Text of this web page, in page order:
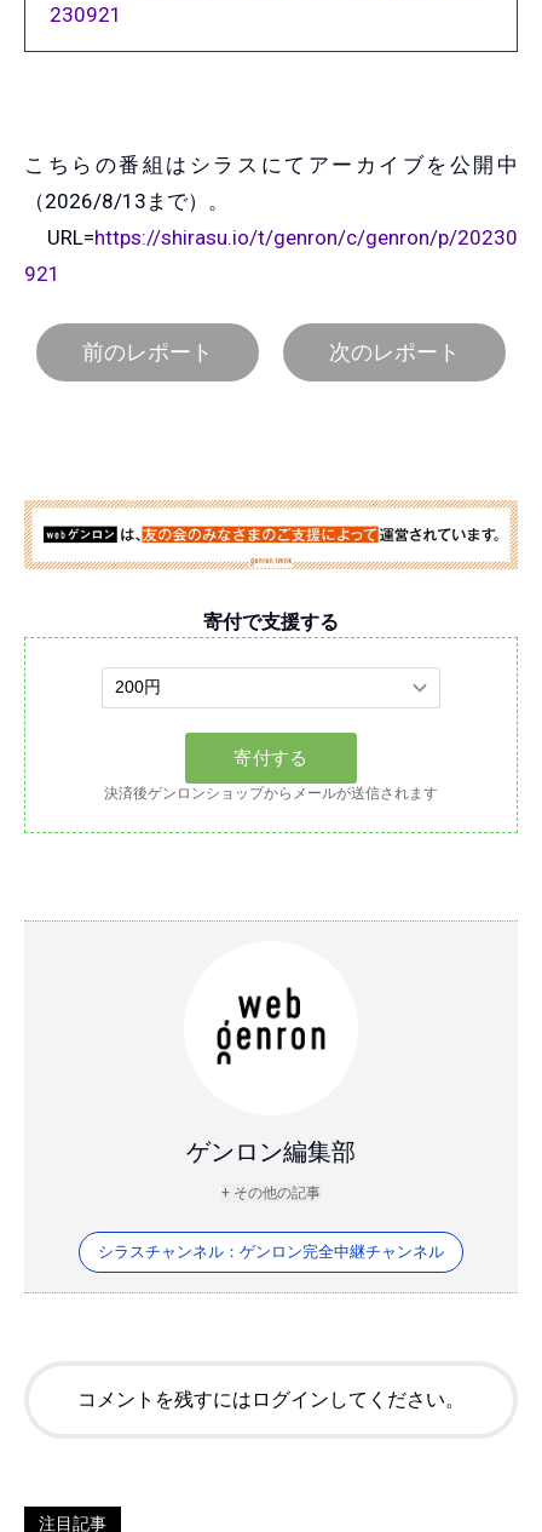
230921
こちらの番組はシラスにてアーカイブを公開中
（2026/8/13まで）。
URL=https://shirasu.io/t/genron/c/genron/p/20230
921
前のレポート 次のレポート
寄付で支援する
決済後ゲンロンショップからメールが送信されます
ゲンロン編集部
+ その他の記事
シラスチャンネル：ゲンロン完全中継チャンネル
コメントを残すにはログインしてください。
注目記事